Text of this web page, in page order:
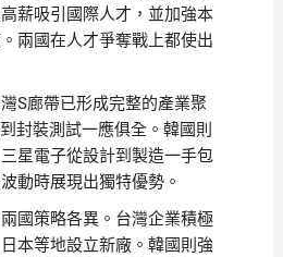
薪吸引國際人才，並加強本
兩國在人才爭奪戰上都使出
S廊帶已形成完整的產業聚
封裝測試一應俱全。韓國則
星電子從設計到製造一手包
動時展現出獨特優勢。
國策略各異。台灣企業積極
本等地設立新廠。韓國則強